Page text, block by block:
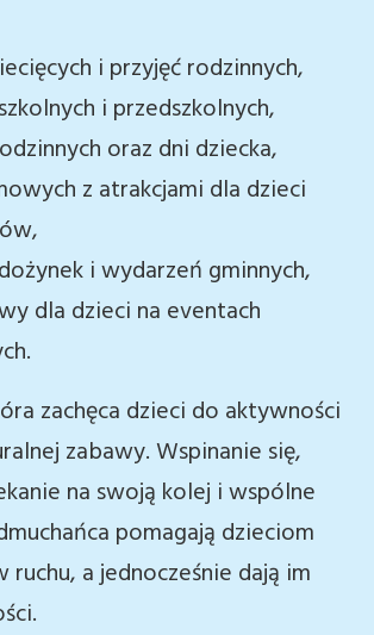
i przyjęć rodzinnych,
i przedszkolnych,
oraz dni dziecka,
z atrakcjami dla dzieci
i wydarzeń gminnych,
dla dzieci na eventach
zachęca dzieci do aktywności
zabawy. Wspinanie się,
na swoją kolej i wspólne
pomagają dzieciom
ruchu, a jednocześnie dają im